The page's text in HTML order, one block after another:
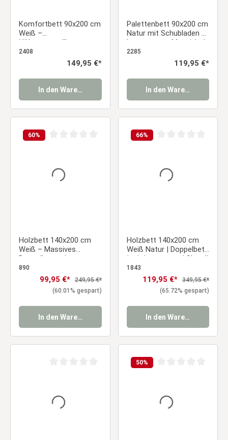
Komfortbett 90x200 cm
Weiß –
Höhenverstellbares
Holzbett für Senioren &
2408
Regulärer Preis:
149,95 €*
In den Warenkorb
Palettenbett 90x200 cm
Natur mit Schubladen &
Lattenrost – Massivholz
Einzelbett mit Stauraum
2285
Regulärer Preis:
119,95 €*
In den Warenkorb
60%
Holzbett 140x200 cm
Weiß – Massives
Doppelbett mit
Lattenrost für Kinder-,
Jugend- & Gästezimmer
890
Verkaufspreis:
99,95 €* Regulärer Preis:
249,95 €*
(60.01% gespart)
In den Warenkorb
66%
Holzbett 140x200 cm
Weiß Natur | Doppelbett
| mit Lattenrost | Skandi
Style | Kind Jugend Gast
Schlafzimmer
1843
Verkaufspreis:
119,95 €* Regulärer Preis:
349,95 €*
(65.72% gespart)
In den Warenkorb
50%